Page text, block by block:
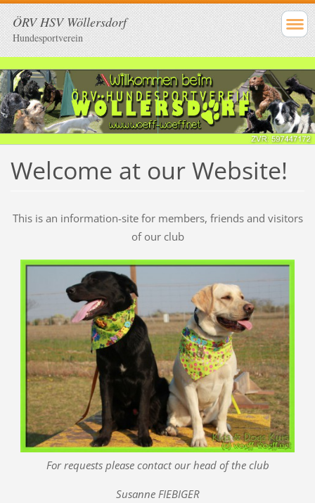
ÖRV HSV Wöllersdorf
Hundesportverein
Welcome at our Website!
This is an information-site for members, friends and visitors
of our club
For requests please contact our head of the club
Susanne FIEBIGER